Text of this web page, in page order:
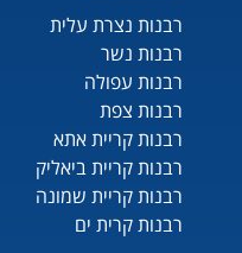
רבנות נצרת עלית
רבנות נשר
רבנות עפולה
רבנות צפת
רבנות קריית אתא
רבנות קריית ביאליק
רבנות קריית שמונה
רבנות קרית ים